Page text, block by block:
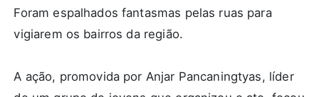
Foram espalhados fantasmas pelas ruas para
vigiarem os bairros da região.
A ação, promovida por Anjar Pancaningtyas, líder